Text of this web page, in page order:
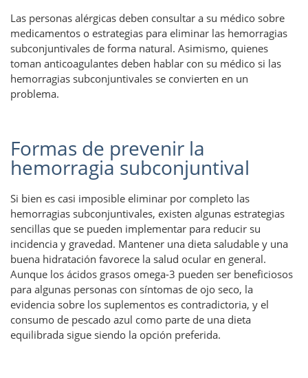
Las personas alérgicas deben consultar a su médico sobre
medicamentos o estrategias para eliminar las hemorragias
subconjuntivales de forma natural. Asimismo, quienes
toman anticoagulantes deben hablar con su médico si las
hemorragias subconjuntivales se convierten en un
problema.
Formas de prevenir la
hemorragia subconjuntival
Si bien es casi imposible eliminar por completo las
hemorragias subconjuntivales, existen algunas estrategias
sencillas que se pueden implementar para reducir su
incidencia y gravedad. Mantener una dieta saludable y una
buena hidratación favorece la salud ocular en general.
Aunque los ácidos grasos omega-3 pueden ser beneficiosos
para algunas personas con síntomas de ojo seco, la
evidencia sobre los suplementos es contradictoria, y el
consumo de pescado azul como parte de una dieta
equilibrada sigue siendo la opción preferida.